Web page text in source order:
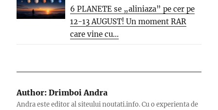
6 PLANETE se „aliniaza” pe cer pe
12-13 AUGUST! Un moment RAR
care vine cu...
Author: Drimboi Andra
Andra este editor al siteului noutati.info. Cu o experienta de